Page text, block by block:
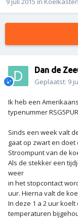
Dan de
Geplaatst: 9
Ik heb een
typenummer
Sinds een week valt
gaat op zwart en
Stroompunt van de
Als de stekker een
weer
in het stopcontact
uur. Hierna valt de
In deze 1 a 2 uur
temperaturen